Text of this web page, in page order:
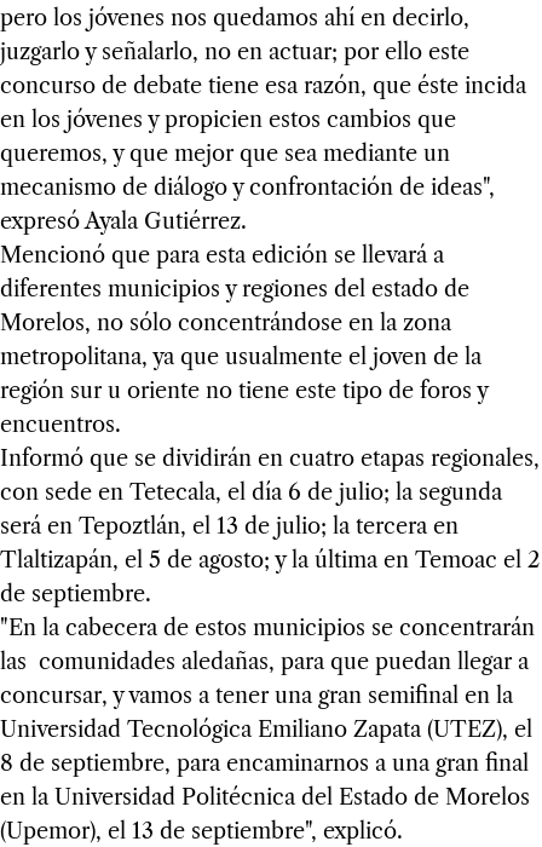
pero los jóvenes nos quedamos ahí en decirlo,
juzgarlo y señalarlo, no en actuar; por ello este
concurso de debate tiene esa razón, que éste incida
en los jóvenes y propicien estos cambios que
queremos, y que mejor que sea mediante un
mecanismo de diálogo y confrontación de ideas",
expresó Ayala Gutiérrez.
Mencionó que para esta edición se llevará a
diferentes municipios y regiones del estado de
Morelos, no sólo concentrándose en la zona
metropolitana, ya que usualmente el joven de la
región sur u oriente no tiene este tipo de foros y
encuentros.
Informó que se dividirán en cuatro etapas regionales,
con sede en Tetecala, el día 6 de julio; la segunda
será en Tepoztlán, el 13 de julio; la tercera en
Tlaltizapán, el 5 de agosto; y la última en Temoac el 2
de septiembre.
"En la cabecera de estos municipios se concentrarán
las comunidades aledañas, para que puedan llegar a
concursar, y vamos a tener una gran semifinal en la
Universidad Tecnológica Emiliano Zapata (UTEZ), el
8 de septiembre, para encaminarnos a una gran final
en la Universidad Politécnica del Estado de Morelos
(Upemor), el 13 de septiembre", explicó.